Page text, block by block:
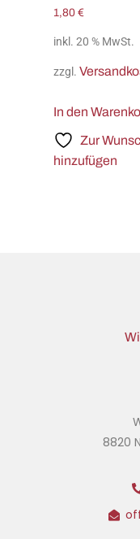
1,80 €
inkl. 20 % MwSt.
zzgl.
In den
Zur
hinzufügen
8820